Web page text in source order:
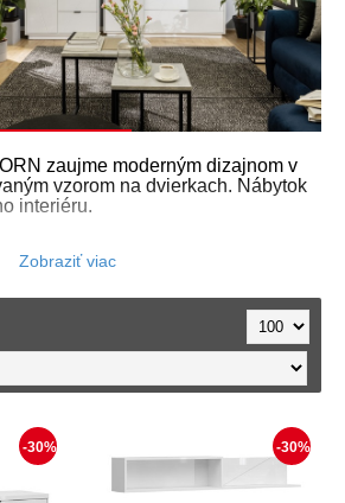
zaujme moderným dizajnom v
vzorom na dvierkach. Nábytok
interiéru.
-30% -30%